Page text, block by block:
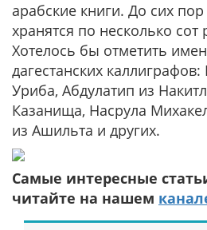
арабские книги. До сих
хранятся по несколько сот
Хотелось бы отметить
дагестанских
Уриба, Абдулатип из
Казанища, Насрула
из Ашильта и других.
Самые интересные
читайте на нашем